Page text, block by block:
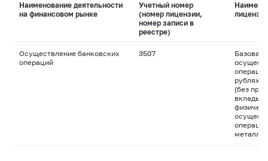
Наименование деятельности
на финансовом рынке
Учетный номер
(номер лицензии,
номер записи в
реестре)
лицензии
Осуществление банковских
операций
3507
Базовая
рублях и
(без
вклады